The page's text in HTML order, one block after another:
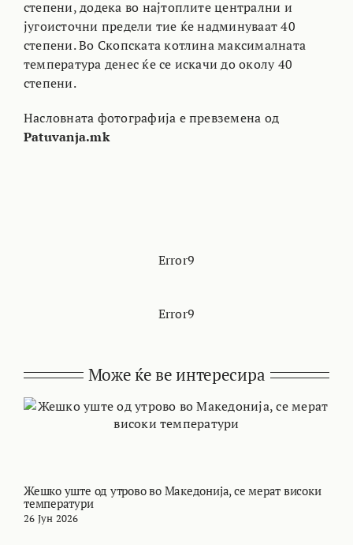
степени, додека во најтоплите централни и
југоисточни предели тие ќе надминуваат 40
степени. Во Скопската котлина максималната
температура денес ќе се искачи до околу 40
степени.
Насловната фотографија е превземена од
Patuvanja.mk
Error9
Error9
Може ќе ве интересира
Жешко уште од утрово во Македонија, се мерат високи
температури
26 Јун 2026